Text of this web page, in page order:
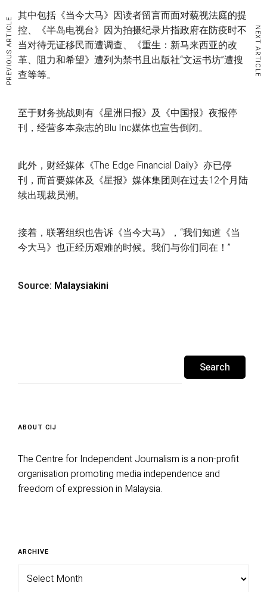
其中包括《当今大马》因读者留言而面对藐视法庭的提
控、《半岛电视台》因为拍摄纪录片指政府在防疫时不
当对待无证移民而遭调查、《重生：新马来西亚的改
革、阻力和希望》遭列为禁书且出版社“文运书坊”遭搜
查等等。
至于财务挑战则有《星洲日报》及《中国报》夜报停
刊，经营多本杂志的Blu Inc媒体也宣告倒闭。
此外，财经媒体《The Edge Financial Daily》亦已停
刊，而首要媒体及《星报》媒体集团则在过去12个月陆
续出现裁员潮。
接着，联署组织也告诉《当今大马》，“我们知道《当
今大马》也正经历艰难的时候。我们与你们同在！”
Source: Malaysiakini
PREVIOUS ARTICLE NEXT ARTICLE
ABOUT CIJ
The Centre for Independent Journalism is a non-profit
organisation promoting media independence and
freedom of expression in Malaysia.
ARCHIVE